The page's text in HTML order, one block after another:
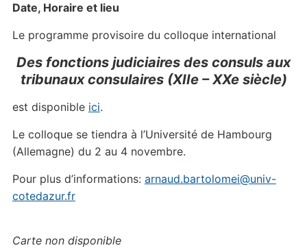
Date, Horaire et lieu
Le programme provisoire du colloque international
Des fonctions judiciaires des consuls aux
tribunaux consulaires (XIIe –XXe siècle)
est disponible ici.
Le colloque se tiendra à l’Université de Hambourg
(Allemagne) du 2 au 4 novembre.
Pour plus d’informations: arnaud.bartolomei@univ-
cotedazur.fr
Carte non disponible